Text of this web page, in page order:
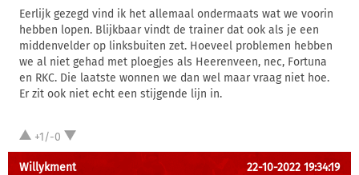
Eerlijk gezegd vind ik het allemaal ondermaats wat we voorin
hebben lopen. Blijkbaar vindt de trainer dat ook als je een
middenvelder op linksbuiten zet. Hoeveel problemen hebben
we al niet gehad met ploegjes als Heerenveen, nec, Fortuna
en RKC. Die laatste wonnen we dan wel maar vraag niet hoe.
Er zit ook niet echt een stijgende lijn in.
+1/-0
Willykment 22-10-2022 19:34:19